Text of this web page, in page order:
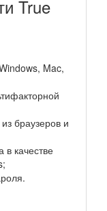
True
Mac,
браузеров и
в качестве